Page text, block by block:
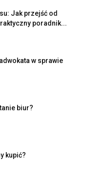
Jak przejść od
poradnik...
w sprawie
biur?
kupić?